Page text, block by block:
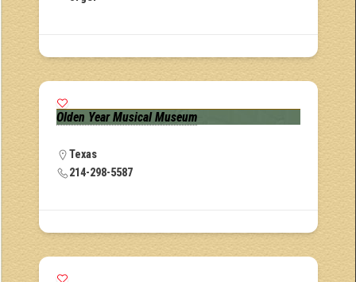
Olden Year Musical Museum
Texas
214-298-5587